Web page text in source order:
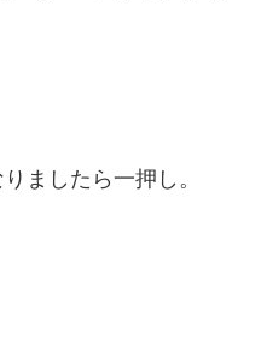
ましたら一押し。